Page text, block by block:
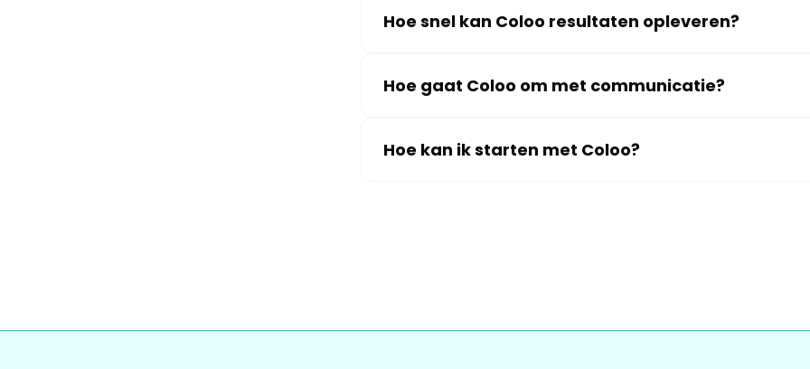
Hoe snel kan Coloo resultaten opleveren?
Hoe gaat Coloo om met communicatie?
Hoe kan ik starten met Coloo?